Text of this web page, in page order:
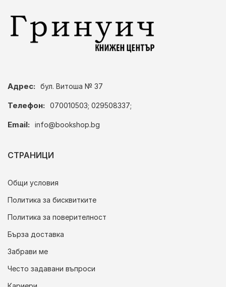
Адрес: бул. Витоша № 37
Телефон: 070010503; 029508337;
Email: info@bookshop.bg
СТРАНИЦИ
Общи условия
Политика за бисквитките
Политика за поверителност
Бърза доставка
Забрави ме
Често задавани въпроси